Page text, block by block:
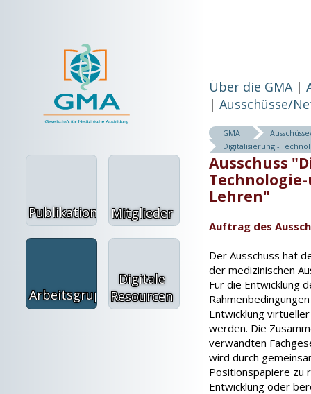
Über die GMA
Ausschüsse/
GMA
Digitalisierung -
Ausschuss
Lehren"
Auftrag des
Der Ausschuss hat
der medizinischen
Für die Entwicklung
Entwicklung
werden. Die
verwandten
wird durch
Positionspapiere zu
Entwicklung oder
PublikationenMitglieder
Arbeitsgruppen
Digitale
Resourcen